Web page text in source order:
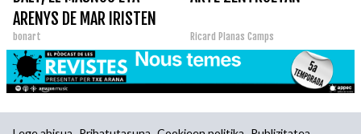
ARENYS DE MAR IRISTEN
DIRA
bonart Ricard Planas Camps